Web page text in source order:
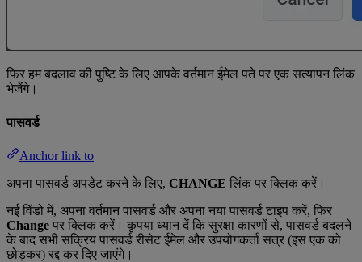
फिर हम बदलाव की पुष्टि के लिए आपके वर्तमान ईमेल पते पर एक सत्यापन लिंक
भेजेंगे।
पासवर्ड
Anchor link to
अपना पासवर्ड अपडेट करने के लिए, CHANGE लिंक पर क्लिक करें।
नई विंडो में, अपना वर्तमान पासवर्ड और अपना नया पासवर्ड टाइप करें, फिर
Change पर क्लिक करें। कृपया ध्यान दें कि सुरक्षा कारणों से, पासवर्ड बदलने
के बाद सभी सक्रिय पासवर्ड रीसेट ईमेल और उपयोगकर्ता सत्र (इस एक को
छोड़कर) रद्द कर दिए जाएंगे।